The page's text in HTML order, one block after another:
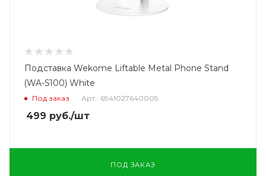
Подставка Wekome Liftable Metal Phone Stand
(WA-S100) White
Под заказ Арт.: 6941027640005
499 руб./шт
ПОД ЗАКАЗ